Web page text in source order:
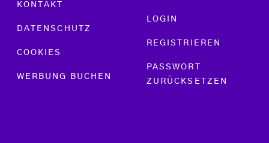
KONTAKT
DATENSCHUTZ
COOKIES
WERBUNG BUCHEN
LOGIN
REGISTRIEREN
PASSWORT
ZURÜCKSETZEN